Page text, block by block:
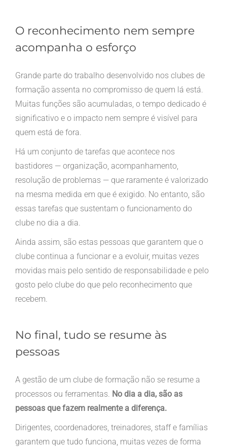
O reconhecimento nem sempre
acompanha o esforço
Grande parte do trabalho desenvolvido nos clubes de
formação assenta no compromisso de quem lá está.
Muitas funções são acumuladas, o tempo dedicado é
significativo e o impacto nem sempre é visível para
quem está de fora.
Há um conjunto de tarefas que acontece nos
bastidores — organização, acompanhamento,
resolução de problemas — que raramente é valorizado
na mesma medida em que é exigido. No entanto, são
essas tarefas que sustentam o funcionamento do
clube no dia a dia.
Ainda assim, são estas pessoas que garantem que o
clube continua a funcionar e a evoluir, muitas vezes
movidas mais pelo sentido de responsabilidade e pelo
gosto pelo clube do que pelo reconhecimento que
recebem.
No final, tudo se resume às
pessoas
A gestão de um clube de formação não se resume a
processos ou ferramentas. No dia a dia, são as
pessoas que fazem realmente a diferença.
Dirigentes, coordenadores, treinadores, staff e famílias
garantem que tudo funciona, muitas vezes de forma